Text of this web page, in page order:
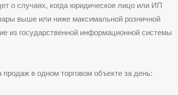
о случаях, когда юридическое лицо или ИП
выше или ниже максимальной розничной
из государственной информационной системы
в одном торговом объекте за день: